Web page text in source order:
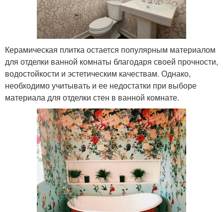
Керамическая плитка остается популярным материалом
для отделки ванной комнаты благодаря своей прочности,
водостойкости и эстетическим качествам. Однако,
необходимо учитывать и ее недостатки при выборе
материала для отделки стен в ванной комнате.